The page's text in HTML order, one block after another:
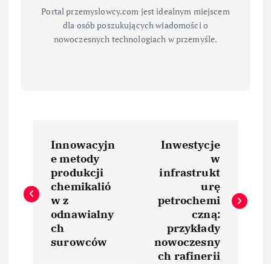
Portal przemyslowcy.com jest idealnym miejscem
dla osób poszukujących wiadomości o
nowoczesnych technologiach w przemyśle.
w
Innowacyjn
e metody
produkcji
chemikalió
w z
odnawialny
ch
surowców
Inwestycje
w
infrastrukt
urę
petrochemi
czną:
przykłady
nowoczesny
ch rafinerii